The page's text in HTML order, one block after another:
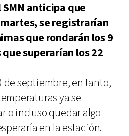
SMN anticipa que
se registrarían
que rondarán los 9
superarían los 22
de septiembre, en tanto,
ya se
o incluso quedar algo
en la estación.